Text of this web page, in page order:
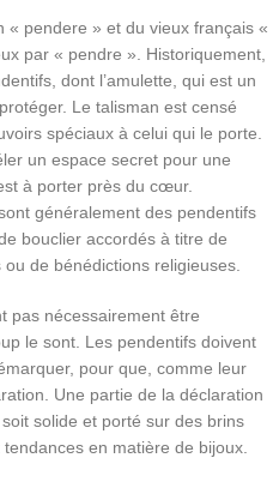
« pendere » et du vieux français «
par « pendre ». Historiquement,
dont l’amulette, qui est un
Le talisman est censé
spéciaux à celui qui le porte.
un espace secret pour une
à porter près du cœur.
généralement des pendentifs
bouclier accordés à titre de
de bénédictions religieuses.
pas nécessairement être
le sont. Les pendentifs doivent
pour que, comme leur
Une partie de la déclaration
solide et porté sur des brins
en matière de bijoux.